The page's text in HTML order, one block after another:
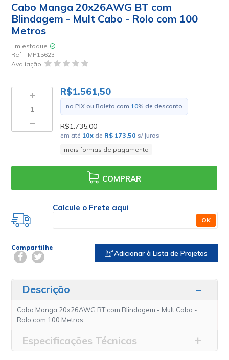
Cabo Manga 20x26AWG BT com
Blindagem - Mult Cabo - Rolo com 100
Metros
Em estoque
Ref.: IMP15623
Avaliação:
R$1.561,50
no PIX ou Boleto com 10% de desconto
R$1.735,00
em até 10x de R$ 173,50 s/ juros
mais formas de pagamento
COMPRAR
Calcule o Frete aqui
OK
Compartilhe
Adicionar à Lista de Projetos
Descrição
Cabo Manga 20x26AWG BT com Blindagem - Mult Cabo -
Rolo com 100 Metros
Especificações Técnicas